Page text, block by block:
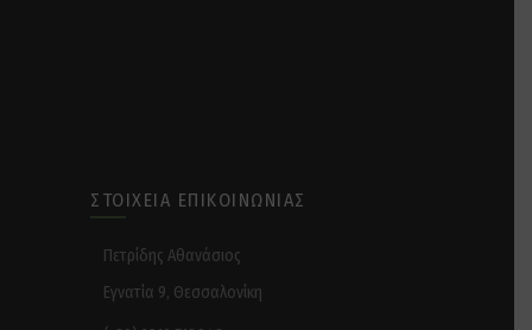
ΣΤΟΙΧΕΊΑ ΕΠΙΚΟΙΝΩΝΊΑΣ
Πετρίδης Αθανάσιος
Εγνατία 9, Θεσσαλονίκη